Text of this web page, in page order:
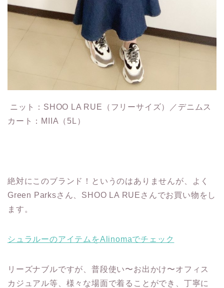
ニット：SHOO LA RUE（フリーサイズ）／デニムス
カート：MIIA（5L）
絶対にこのブランド！というのはありませんが、よく
Green Parksさん、SHOO LA RUEさんでお買い物をし
ます。
シュラルーのアイテムをAlinomaでチェック
リーズナブルですが、普段使い〜お出かけ〜オフィス
カジュアル等、様々な場面で着ることができ、丁寧に